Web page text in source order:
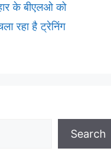
के बीएलओ को
रहा है ट्रेनिंग
Search